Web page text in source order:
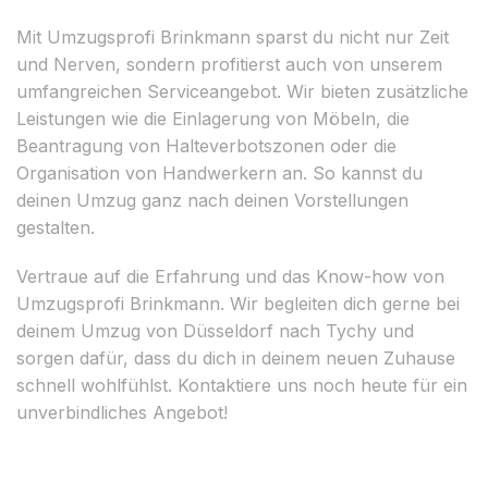
Mit Umzugsprofi Brinkmann sparst du nicht nur Zeit
und Nerven, sondern profitierst auch von unserem
umfangreichen Serviceangebot. Wir bieten zusätzliche
Leistungen wie die Einlagerung von Möbeln, die
Beantragung von Halteverbotszonen oder die
Organisation von Handwerkern an. So kannst du
deinen Umzug ganz nach deinen Vorstellungen
gestalten.
Vertraue auf die Erfahrung und das Know-how von
Umzugsprofi Brinkmann. Wir begleiten dich gerne bei
deinem Umzug von Düsseldorf nach Tychy und
sorgen dafür, dass du dich in deinem neuen Zuhause
schnell wohlfühlst. Kontaktiere uns noch heute für ein
unverbindliches Angebot!